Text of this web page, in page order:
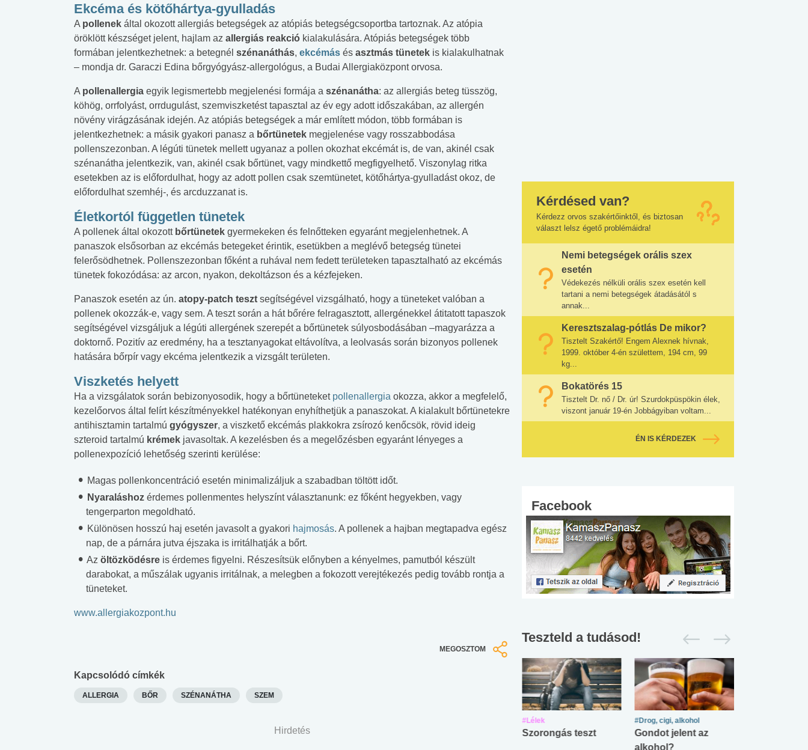
Ekcéma és kötőhártya-gyulladás
A pollenek által okozott allergiás betegségek az atópiás betegségcsoportba tartoznak. Az atópia
öröklött készséget jelent, hajlam az allergiás reakció kialakulására. Atópiás betegségek több
formában jelentkezhetnek: a betegnél szénanáthás, ekcémás és asztmás tünetek is kialakulhatnak
– mondja dr. Garaczi Edina bőrgyógyász-allergológus, a Budai Allergiaközpont orvosa.
A pollenallergia egyik legismertebb megjelenési formája a szénanátha: az allergiás beteg tüsszög,
köhög, orrfolyást, orrdugulást, szemviszketést tapasztal az év egy adott időszakában, az allergén
növény virágzásának idején. Az atópiás betegségek a már említett módon, több formában is
jelentkezhetnek: a másik gyakori panasz a bőrtünetek megjelenése vagy rosszabbodása
pollenszezonban. A légúti tünetek mellett ugyanaz a pollen okozhat ekcémát is, de van, akinél csak
szénanátha jelentkezik, van, akinél csak bőrtünet, vagy mindkettő megfigyelhető. Viszonylag ritka
esetekben az is előfordulhat, hogy az adott pollen csak szemtünetet, kötőhártya-gyulladást okoz, de
előfordulhat szemhéj-, és arcduzzanat is.
Életkortól független tünetek
A pollenek által okozott bőrtünetek gyermekeken és felnőtteken egyaránt megjelenhetnek. A
panaszok elsősorban az ekcémás betegeket érintik, esetükben a meglévő betegség tünetei
felerősödhetnek. Pollenszezonban főként a ruhával nem fedett területeken tapasztalható az ekcémás
tünetek fokozódása: az arcon, nyakon, dekoltázson és a kézfejeken.
Panaszok esetén az ún. atopy-patch teszt segítségével vizsgálható, hogy a tüneteket valóban a
pollenek okozzák-e, vagy sem. A teszt során a hát bőrére felragasztott, allergénekkel átitatott tapaszok
segítségével vizsgáljuk a légúti allergének szerepét a bőrtünetek súlyosbodásában –magyarázza a
doktornő. Pozitív az eredmény, ha a tesztanyagokat eltávolítva, a leolvasás során bizonyos pollenek
hatására bőrpír vagy ekcéma jelentkezik a vizsgált területen.
Viszketés helyett
Ha a vizsgálatok során bebizonyosodik, hogy a bőrtüneteket pollenallergia okozza, akkor a megfelelő,
kezelőorvos által felírt készítményekkel hatékonyan enyhíthetjük a panaszokat. A kialakult bőrtünetekre
antihisztamin tartalmú gyógyszer, a viszkető ekcémás plakkokra zsírozó kenőcsök, rövid ideig
szteroid tartalmú krémek javasoltak. A kezelésben és a megelőzésben egyaránt lényeges a
pollenexpozíció lehetőség szerinti kerülése:
Magas pollenkoncentráció esetén minimalizáljuk a szabadban töltött időt.
Nyaraláshoz érdemes pollenmentes helyszínt választanunk: ez főként hegyekben, vagy
tengerparton megoldható.
Különösen hosszú haj esetén javasolt a gyakori hajmosás. A pollenek a hajban megtapadva egész
nap, de a párnára jutva éjszaka is irritálhatják a bőrt.
Az öltözködésre is érdemes figyelni. Részesítsük előnyben a kényelmes, pamutból készült
darabokat, a műszálak ugyanis irritálnak, a melegben a fokozott verejtékezés pedig tovább rontja a
tüneteket.
www.allergiakozpont.hu
MEGOSZTOM
Kapcsolódó címkék
ALLERGIA BŐR SZÉNANÁTHA SZEM
Hirdetés
Kérdésed van?
Kérdezz orvos szakértőinktől, és biztosan
választ lelsz égető problémáidra!
Nemi betegségek orális szex
esetén
Védekezés nélküli orális szex esetén kell
tartani a nemi betegségek átadásától s
annak...
Keresztszalag-pótlás De mikor?
Tisztelt Szakértő! Engem Alexnek hívnak,
1999. október 4-én születtem, 194 cm, 99
kg...
Bokatörés 15
Tisztelt Dr. nő / Dr. úr! Szurdokpüspökin élek,
viszont január 19-én Jobbágyiban voltam...
ÉN IS KÉRDEZEK
Facebook
Teszteld a tudásod!
Angol középfokú
#Lélek
Szorongás teszt
#Drog, cigi, alkohol
Gondot jelent az
alkohol?